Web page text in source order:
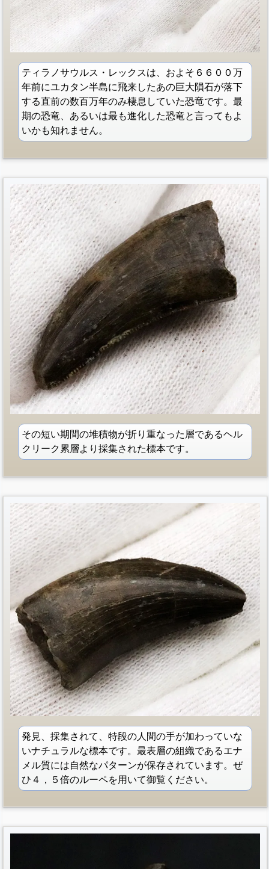
ティラノサウルス・レックスは、およそ６６００万
年前にユカタン半島に飛来したあの巨大隕石が落下
する直前の数百万年のみ棲息していた恐竜です。最
期の恐竜、あるいは最も進化した恐竜と言ってもよ
いかも知れません。
その短い期間の堆積物が折り重なった層であるヘル
クリーク累層より採集された標本です。
発見、採集されて、特段の人間の手が加わっていな
いナチュラルな標本です。最表層の組織であるエナ
メル質には自然なパターンが保存されています。ぜ
ひ４，５倍のルーペを用いて御覧ください。